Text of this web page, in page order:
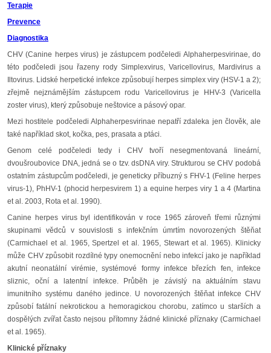
Terapie
Prevence
Diagnostika
CHV (Canine herpes virus) je zástupcem podčeledi Alphaherpesvirinae, do
této podčeledi jsou řazeny rody Simplexvirus, Varicellovirus, Mardivirus a
Iltovirus. Lidské herpetické infekce způsobují herpes simplex viry (HSV-1 a 2);
zřejmě nejznámějším zástupcem rodu Varicellovirus je HHV-3 (Varicella
zoster virus), který způsobuje neštovice a pásový opar.
Mezi hostitele podčeledi Alphaherpesvirinae nepatří zdaleka jen člověk, ale
také například skot, kočka, pes, prasata a ptáci.
Genom celé podčeledi tedy i CHV tvoří nesegmentovaná lineární,
dvoušroubovice DNA, jedná se o tzv. dsDNA viry. Strukturou se CHV podobá
ostatním zástupcům podčeledi, je geneticky příbuzný s FHV-1 (Feline herpes
virus-1), PhHV-1 (phocid herpesvirem 1) a equine herpes viry 1 a 4 (Martina
et al. 2003, Rota et al. 1990).
Canine herpes virus byl identifikován v roce 1965 zároveň třemi různými
skupinami vědců v souvislosti s infekčním úmrtím novorozených štěňat
(Carmichael et al. 1965, Spertzel et al. 1965, Stewart et al. 1965). Klinicky
může CHV způsobit rozdílné typy onemocnění nebo infekcí jako je například
akutní neonatální virémie, systémové formy infekce březích fen, infekce
sliznic, oční a latentní infekce. Průběh je závislý na aktuálním stavu
imunitního systému daného jedince. U novorozených štěňat infekce CHV
způsobí fatální nekrotickou a hemoragickou chorobu, zatímco u starších a
dospělých zvířat často nejsou přítomny žádné klinické příznaky (Carmichael
et al. 1965).
Klinické příznaky